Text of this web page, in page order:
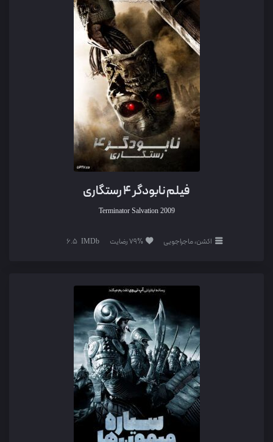
فیلم نابودگر 4 رستگاری
Terminator Salvation 2009
اکشن، ماجراجویی 79% رضایت 6.5